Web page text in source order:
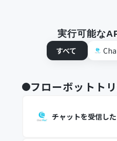
実行可能な
すべて
フローボットト
チャットを受信し